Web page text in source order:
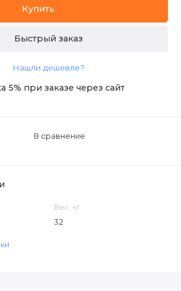
Купить
Быстрый заказ
Нашли дешевле?
5% при заказе через сайт
В сравнение
Вес, кг
32